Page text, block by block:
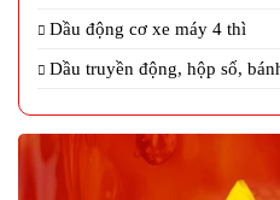
Dầu động cơ xe máy 4 thì
Dầu truyền động, hộp số,